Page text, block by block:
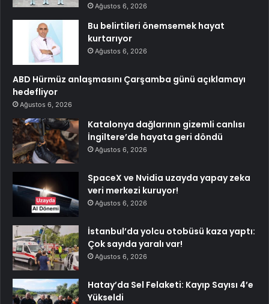
Ağustos 6, 2026
Bu belirtileri önemsemek hayat
kurtarıyor
Ağustos 6, 2026
ABD Hürmüz anlaşmasını Çarşamba günü açıklamayı
hedefliyor
Ağustos 6, 2026
Katalonya dağlarının gizemli canlısı
İngiltere’de hayata geri döndü
Ağustos 6, 2026
SpaceX ve Nvidia uzayda yapay zeka
veri merkezi kuruyor!
Ağustos 6, 2026
İstanbul’da yolcu otobüsü kaza yaptı:
Çok sayıda yaralı var!
Ağustos 6, 2026
Hatay’da Sel Felaketi: Kayıp Sayısı 4’e
Yükseldi